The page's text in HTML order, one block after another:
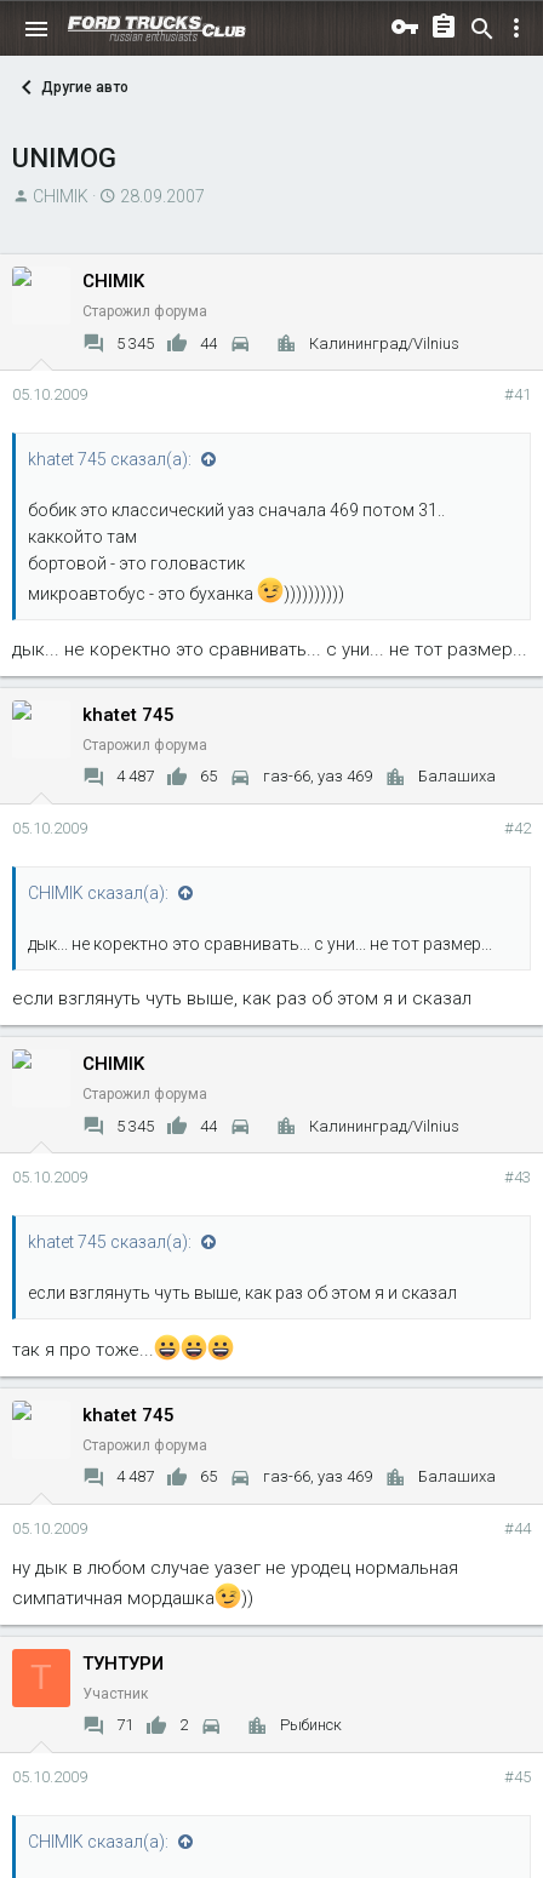
Другие авто
UNIMOG
А
CHIMIK
Д
а
ч
28.09.2007
CHIMIK
Старожил форума
5 345 44 Калининград/Vilnius
05.10.2009 #41
khatet 745 сказал(а):
бобик это классический уаз сначала 469 потом 31..
каккойто там
бортовой - это головастик
микроавтобус - это буханка
))))))))))
дык... не коректно это сравнивать... с уни... не тот размер...
khatet 745
Старожил форума
4 487 65 газ-66, уаз 469 Балашиха
05.10.2009 #42
CHIMIK сказал(а):
дык... не коректно это сравнивать... с уни... не тот размер...
если взглянуть чуть выше, как раз об этом я и сказал
CHIMIK
Старожил форума
5 345 44 Калининград/Vilnius
05.10.2009 #43
khatet 745 сказал(а):
если взглянуть чуть выше, как раз об этом я и сказал
так я про тоже...
khatet 745
Старожил форума
4 487 65 газ-66, уаз 469 Балашиха
05.10.2009 #44
ну дык в любом случае уазег не уродец нормальная
симпатичная мордашка
))
Т ТУНТУРИ
Участник
71 2 Рыбинск
05.10.2009 #45
CHIMIK сказал(а):